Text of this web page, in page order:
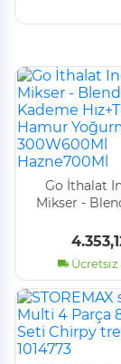
Go İthalat
Mi̇kser -
Hamur
300W600Ml